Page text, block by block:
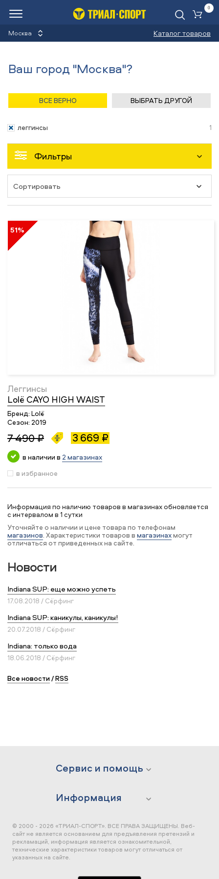
Москва Каталог товаров
0
Одежда
леггинсы
1
Фильтры
51%
Леггинсы
Lolё CAYO HIGH WAIST
Бренд: Lolё
Сезон: 2019
7 490 ₽ 3 669 ₽
в наличии в 2 магазинах
в избранное
Информация по наличию товаров в магазинах обновляется
с интервалом в 1 сутки
Уточняйте о наличии и цене товара по телефонам
магазинов. Характеристики товаров в магазинахмогут
отличаться от приведенных на сайте.
Новости
Indiana SUP: еще можно успеть
17.08.2018 / Сёрфинг
Indiana SUP: каникулы, каникулы!
20.07.2018 / Сёрфинг
Indiana: только вода
18.06.2018 / Сёрфинг
Все новости/RSS
Сервис и помощь
Информация
© 2000 - 2026 «ТРИАЛ-СПОРТ». ВСЕ ПРАВА ЗАЩИЩЕНЫ. Веб-
сайт не является основанием для предъявления претензий и
рекламаций, информация является ознакомительной,
технические характеристики товаров могут отличаться от
указанных на сайте.
Ваш город "Москва"?
ВСЕ ВЕРНО ВЫБРАТЬ ДРУГОЙ